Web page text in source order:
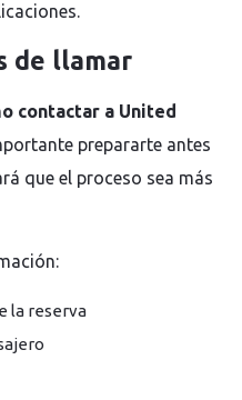
de llamar
contactar a United
prepararte antes
que el proceso sea más
la reserva